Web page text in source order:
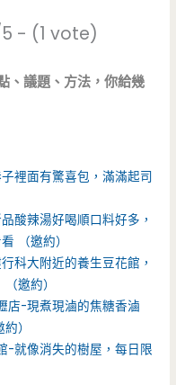
- (1 vote)
、議題、方法，你給幾
裡面有驚喜包，滿滿起司
酸辣湯好喝順口料好多，
（邀約）
科大附近的養生豆花館，
邀約）
店-現煮現滷的焦糖香滷
）
-就像消失的樹屋，每日限